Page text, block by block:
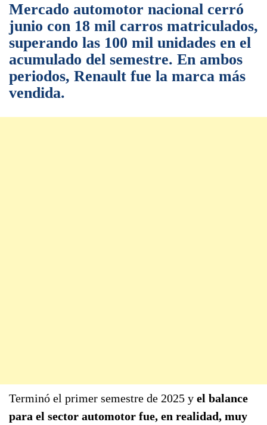
Mercado automotor nacional cerró
junio con 18 mil carros matriculados,
superando las 100 mil unidades en el
acumulado del semestre. En ambos
periodos, Renault fue la marca más
vendida.
Terminó el primer semestre de 2025 y el balance
para el sector automotor fue, en realidad, muy